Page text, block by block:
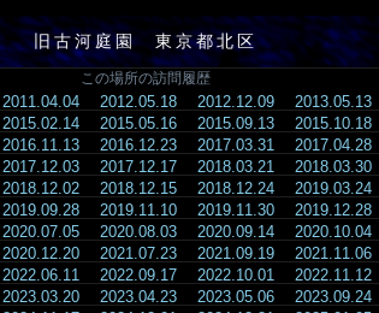
旧古河庭園 東京都北区
この場所の訪問履歴
2011.04.04 2012.05.18 2012.12.09 2013.05.13
2015.02.14 2015.05.16 2015.09.13 2015.10.18
2016.11.13 2016.12.23 2017.03.31 2017.04.28
2017.12.03 2017.12.17 2018.03.21 2018.03.30
2018.12.02 2018.12.15 2018.12.24 2019.03.24
2019.09.28 2019.11.10 2019.11.30 2019.12.28
2020.07.05 2020.08.03 2020.09.14 2020.10.04
2020.12.20 2021.07.23 2021.09.19 2021.11.06
2022.06.11 2022.09.17 2022.10.01 2022.11.12
2023.03.20 2023.04.23 2023.05.06 2023.09.24